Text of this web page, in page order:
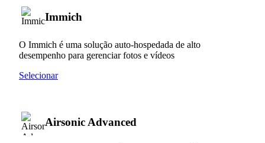
Immich
O Immich é uma solução auto-hospedada de alto
desempenho para gerenciar fotos e vídeos
Selecionar
Airsonic Advanced